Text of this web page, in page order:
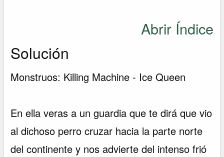
Abrir Índice
Solución
Monstruos: Killing Machine - Ice Queen
En ella veras a un guardia que te dirá que vio
al dichoso perro cruzar hacia la parte norte
del continente y nos advierte del intenso frió